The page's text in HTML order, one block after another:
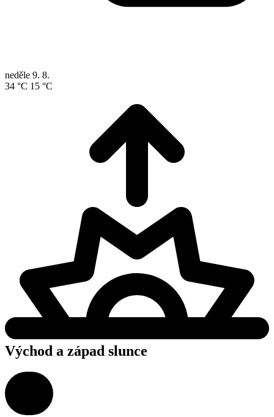
neděle 9. 8.
34 °C 15 °C
Východ a západ slunce